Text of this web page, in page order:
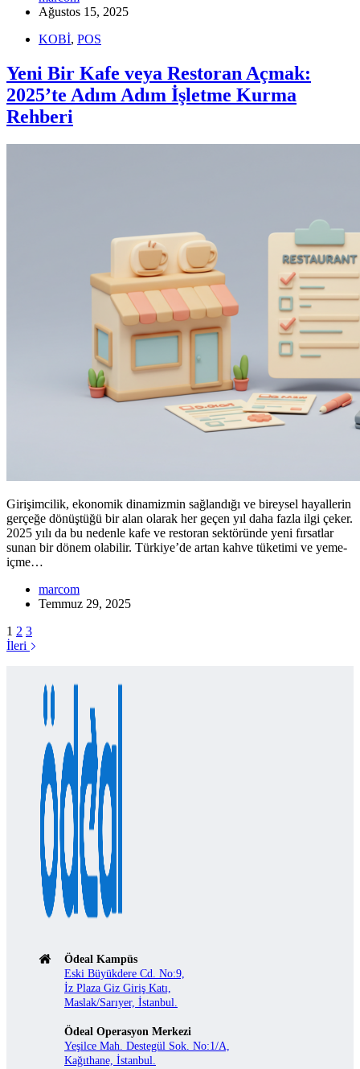
Ağustos 15, 2025
KOBİ, POS
Yeni Bir Kafe veya Restoran Açmak:
2025’te Adım Adım İşletme Kurma
Rehberi
Girişimcilik, ekonomik dinamizmin sağlandığı ve bireysel hayallerin
gerçeğe dönüştüğü bir alan olarak her geçen yıl daha fazla ilgi çeker.
2025 yılı da bu nedenle kafe ve restoran sektöründe yeni fırsatlar
sunan bir dönem olabilir. Türkiye’de artan kahve tüketimi ve yeme-
içme…
marcom
Temmuz 29, 2025
1 2 3
İleri
Ödeal Kampüs
Eski Büyükdere Cd. No:9,
İz Plaza Giz Giriş Katı,
Maslak/Sarıyer, İstanbul.
Ödeal Operasyon Merkezi
Yeşilce Mah. Destegül Sok. No:1/A,
Kağıthane, İstanbul.